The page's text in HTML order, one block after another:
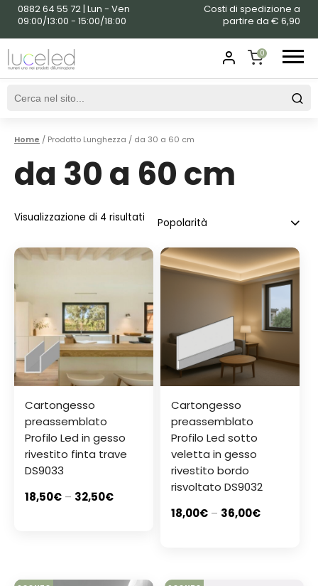
0882 64 55 72 | Lun - Ven
09:00/13:00 - 15:00/18:00
Costi di spedizione a
partire da € 6,90
0
SHOPPING
Home / Prodotto Lunghezza / da 30 a 60 cm
da 30 a 60 cm
Visualizzazione di 4 risultati
Cartongesso
preassemblato
Profilo Led in gesso
rivestito finta trave
DS9033
18,50€ – 32,50€
Cartongesso
preassemblato
Profilo Led sotto
veletta in gesso
rivestito bordo
risvoltato DS9032
18,00€ – 36,00€